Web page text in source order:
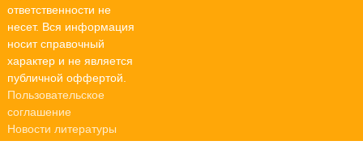
ответственности не
несет. Вся информация
носит справочный
характер и не является
публичной оффертой.
Пользовательское
соглашение
Новости литературы